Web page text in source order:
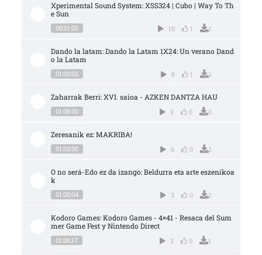
Xperimental Sound System: XSS324 | Cubo | Way To Th
e Sun
00:51:00 10 1 1
Dando la latam: Dando la Latam 1X24: Un verano Dand
o la Latam
01:00:02 8 1 1
Zaharrak Berri: XVI. saioa - AZKEN DANTZA HAU
01:08:00 9 0 0
Zeresanik ez: MAKRIBA!
01:02:00 6 0 1
O no será-Edo ez da izango: Beldurra eta arte eszenikoa
k
01:00:04 3 0 1
Kodoro Games: Kodoro Games - 4×41 - Resaca del Sum
mer Game Fest y Nintendo Direct
01:06:17 3 0 1